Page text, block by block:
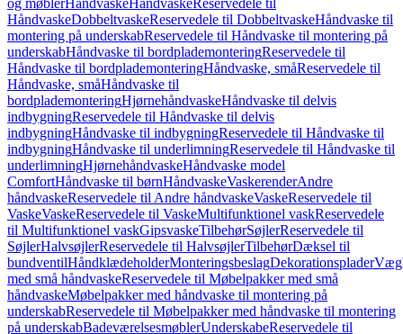
og møblerHåndvaskeHåndvaskeReservedele til
HåndvaskeDobbeltvaskeReservedele til DobbeltvaskeHåndvaske til
montering på underskabReservedele til Håndvaske til montering på
underskabHåndvaske til bordplademonteringReservedele til
Håndvaske til bordplademonteringHåndvaske, småReservedele til
Håndvaske, småHåndvaske til
bordplademonteringHjørnehåndvaskeHåndvaske til delvis
indbygningReservedele til Håndvaske til delvis
indbygningHåndvaske til indbygningReservedele til Håndvaske til
indbygningHåndvaske til underlimningReservedele til Håndvaske til
underlimningHjørnehåndvaskeHåndvaske model
ComfortHåndvaske til børnHåndvaskeVaskerenderAndre
håndvaskeReservedele til Andre håndvaskeVaskeReservedele til
VaskeVaskeReservedele til VaskeMultifunktionel vaskReservedele
til Multifunktionel vaskGipsvaskeTilbehørSøjlerReservedele til
SøjlerHalvsøjlerReservedele til HalvsøjlerTilbehørDæksel til
bundventilHåndklædeholderMonteringsbeslagDekorationsplader
med små håndvaskeReservedele til Møbelpakker med små
håndvaskeMøbelpakker med håndvaske til montering på
underskabReservedele til Møbelpakker med håndvaske til montering
på underskabBadeværelsesmøblerUnderskabeReservedele til